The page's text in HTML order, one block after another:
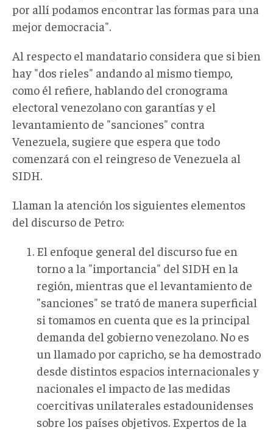
por allí podamos encontrar las formas para una
mejor democracia".
Al respecto el mandatario considera que si bien
hay "dos rieles" andando al mismo tiempo,
como él refiere, hablando del cronograma
electoral venezolano con garantías y el
levantamiento de "sanciones" contra
Venezuela, sugiere que espera que todo
comenzará con el reingreso de Venezuela al
SIDH.
Llaman la atención los siguientes elementos
del discurso de Petro:
El enfoque general del discurso fue en
torno a la "importancia" del SIDH en la
región, mientras que el levantamiento de
"sanciones" se trató de manera superficial
si tomamos en cuenta que es la principal
demanda del gobierno venezolano. No es
un llamado por capricho, se ha demostrado
desde distintos espacios internacionales y
nacionales el impacto de las medidas
coercitivas unilaterales estadounidenses
sobre los países objetivos. Expertos de la